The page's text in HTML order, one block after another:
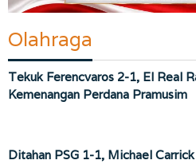
Olahraga
Tekuk Ferencvaros 2-1, El Real
Kemenangan Perdana Pramusim
Ditahan PSG 1-1, Michael